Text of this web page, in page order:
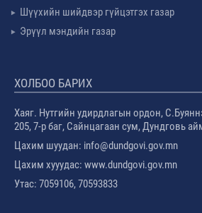
Шүүхийн шийдвэр гүйцэтгэх газар
Эрүүл мэндийн газар
ХОЛБОО БАРИХ
Хаяг. Нутгийн удирдлагын ордон,
205, 7-р баг, Сайнцагаан сум, Дундговь
Цахим шуудан: info@dundgovi.gov.mn
Цахим хууудас: www.dundgovi.gov.mn
Утас: 7059106, 70593833